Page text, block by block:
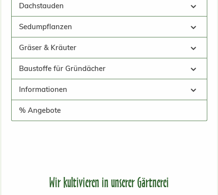
Dachstauden
Sedumpflanzen
Gräser & Kräuter
Baustoffe für Gründächer
Informationen
% Angebote
Wir kultivieren in unserer Gärtnerei